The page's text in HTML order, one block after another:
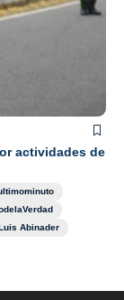
actividades de
Abinader